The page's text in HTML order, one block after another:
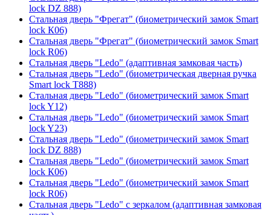
lock DZ 888)
Стальная дверь "Фрегат" (биометрический замок Smart
lock К06)
Стальная дверь "Фрегат" (биометрический замок Smart
lock R06)
Стальная дверь "Ledo" (адаптивная замковая часть)
Стальная дверь "Ledo" (биометрическая дверная ручка
Smart lock T888)
Стальная дверь "Ledo" (биометрический замок Smart
lock Y12)
Стальная дверь "Ledo" (биометрический замок Smart
lock Y23)
Стальная дверь "Ledo" (биометрический замок Smart
lock DZ 888)
Стальная дверь "Ledo" (биометрический замок Smart
lock К06)
Стальная дверь "Ledo" (биометрический замок Smart
lock R06)
Стальная дверь "Ledo" с зеркалом (адаптивная замковая